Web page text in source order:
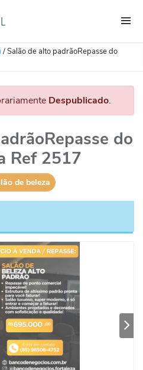
/Salão de alto padrãoRepasse do
Despublicado.
do
Ref 2517
de beleza